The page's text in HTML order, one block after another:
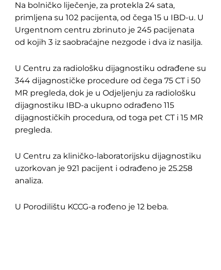
Na bolničko liječenje, za protekla 24 sata,
primljena su 102 pacijenta, od čega 15 u IBD-u. U
Urgentnom centru zbrinuto je 245 pacijenata
od kojih 3 iz saobraćajne nezgode i dva iz nasilja.
U Centru za radiološku dijagnostiku odrađene su
344 dijagnostičke procedure od čega 75 CT i 50
MR pregleda, dok je u Odjeljenju za radiološku
dijagnostiku IBD-a ukupno odrađeno 115
dijagnostičkih procedura, od toga pet CT i 15 MR
pregleda.
U Centru za kliničko-laboratorijsku dijagnostiku
uzorkovan je 921 pacijent i odrađeno je 25.258
analiza.
U Porodilištu KCCG-a rođeno je 12 beba.